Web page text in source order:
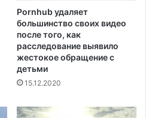
Pornhub удаляет
большинство своих видео
после того, как
расследование выявило
жестокое обращение с
детьми
15.12.2020